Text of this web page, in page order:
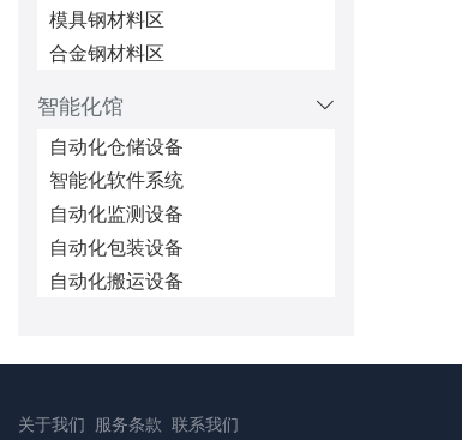
模具钢材料区
合金钢材料区
智能化馆
自动化仓储设备
智能化软件系统
自动化监测设备
自动化包装设备
自动化搬运设备
关于我们 服务条款 联系我们